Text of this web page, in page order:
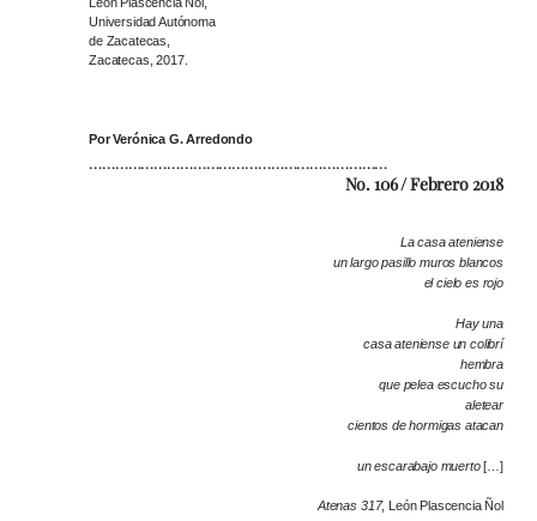
León Plascencia Ñol,
Universidad Autónoma
de Zacatecas,
Zacatecas, 2017.
Por Verónica G. Arredondo
……………………………………………………………
No. 106 / Febrero 2018
La casa ateniense
un largo pasillo muros blancos
el cielo es rojo
Hay una
casa ateniense un colibrí
hembra
que pelea escucho su
aletear
cientos de hormigas atacan
un escarabajo muerto[…]
Atenas 317, León Plascencia Ñol